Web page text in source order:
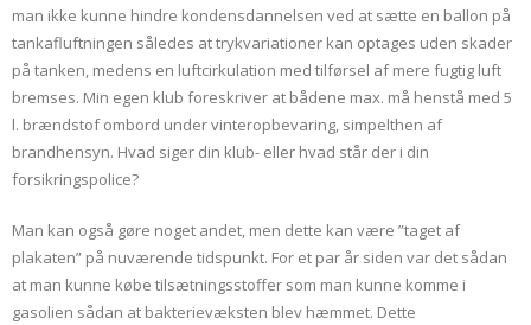
man ikke kunne hindre kondensdannelsen ved at sætte en ballon på
tankafluftningen således at trykvariationer kan optages uden skader
på tanken, medens en luftcirkulation med tilførsel af mere fugtig luft
bremses. Min egen klub foreskriver at bådene max. må henstå med 5
l. brændstof ombord under vinteropbevaring, simpelthen af
brandhensyn. Hvad siger din klub- eller hvad står der i din
forsikringspolice?
Man kan også gøre noget andet, men dette kan være ”taget af
plakaten” på nuværende tidspunkt. For et par år siden var det sådan
at man kunne købe tilsætningsstoffer som man kunne komme i
gasolien sådan at bakterievæksten blev hæmmet. Dette